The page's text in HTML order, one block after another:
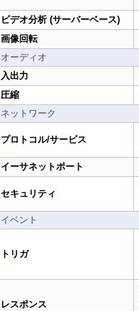
ビデオ分析 (サーバーベース)
画像回転
オーディオ
入出力
圧縮
ネットワーク
プロトコル/サービス
イーサネットポート
セキュリティ
イベント
トリガ
レスポンス